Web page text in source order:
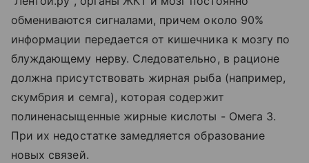
обмениваются сигналами, причем около 90%
информации передается от кишечника к мозгу по
блуждающему нерву. Следовательно, в рационе
должна присутствовать жирная рыба (например,
скумбрия и семга), которая содержит
полиненасыщенные жирные кислоты - Омега 3.
При их недостатке замедляется образование
новых связей.